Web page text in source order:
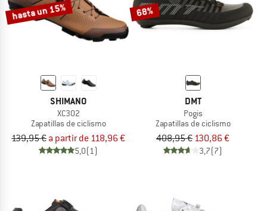
hasta un 15%
SHIMANO
XC302
Zapatillas de ciclismo
139,95 € a partir de 118,96 €
5,0(1)
68%
DMT
Pogis
Zapatillas de ciclismo
408,95 € 130,86 €
3,7(7)